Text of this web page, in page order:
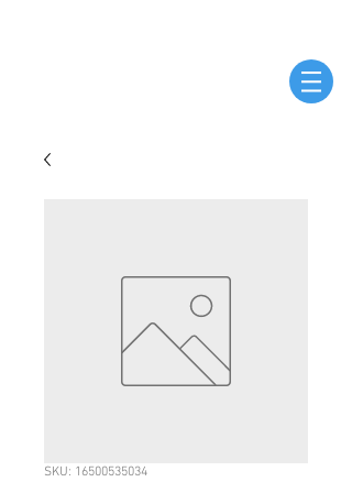
SKU: 16500535034